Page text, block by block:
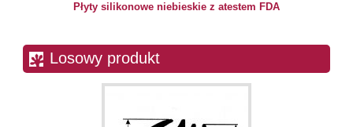
Płyty silikonowe niebieskie z atestem FDA
Losowy produkt